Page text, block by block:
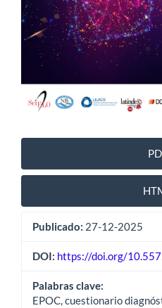
Publicado: 27-12-2025
DOI: https://doi.org/
Palabras clave:
EPOC, cuestionario